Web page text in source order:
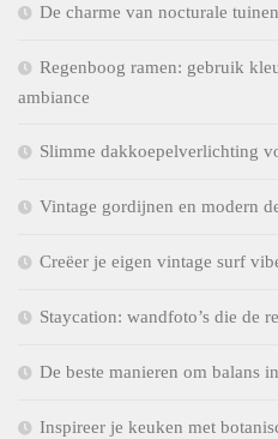
De charme van nocturale
Regenboog ramen: gebruik
ambiance
Slimme dakkoepelverlichting
Vintage gordijnen en modern
Creëer je eigen vintage surf
Staycation: wandfoto’s die de
De beste manieren om balans
Inspireer je keuken met